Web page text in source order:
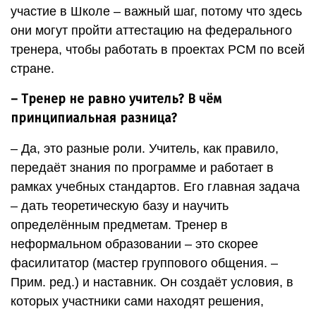
участие в Школе – важный шаг, потому что здесь
они могут пройти аттестацию на федерального
тренера, чтобы работать в проектах РСМ по всей
стране.
– Тренер не равно учитель? В чём
принципиальная разница?
– Да, это разные роли. Учитель, как правило,
передаёт знания по программе и работает в
рамках учебных стандартов. Его главная задача
– дать теоретическую базу и научить
определённым предметам. Тренер в
неформальном образовании – это скорее
фасилитатор (мастер группового общения. –
Прим. ред.) и наставник. Он создаёт условия, в
которых участники сами находят решения,